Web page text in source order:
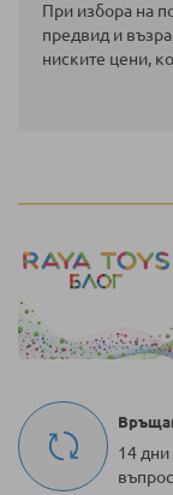
При избора на
предвид и
ниските цени,
14